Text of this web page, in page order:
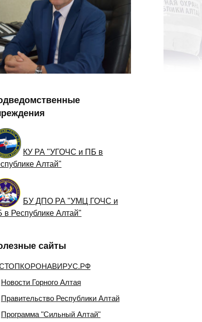
КУ РА "УГОЧС и ПБ в
Алтай"
БУ ДПО РА "УМЦ ГОЧС и
в Республике Алтай"
сайты
Новости Горного Алтая
Правительство Республики Алтай
Программа "Сильный Алтай"